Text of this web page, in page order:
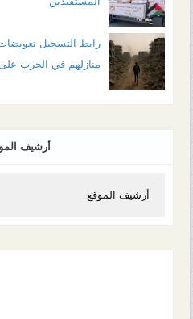
رابط التسجيل
منازلهم في الحرب
أرشيف